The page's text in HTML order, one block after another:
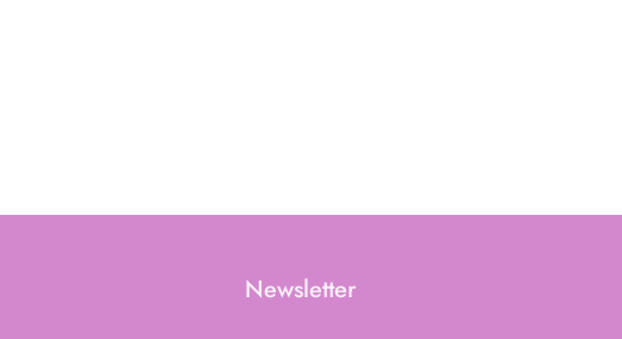
Newsletter